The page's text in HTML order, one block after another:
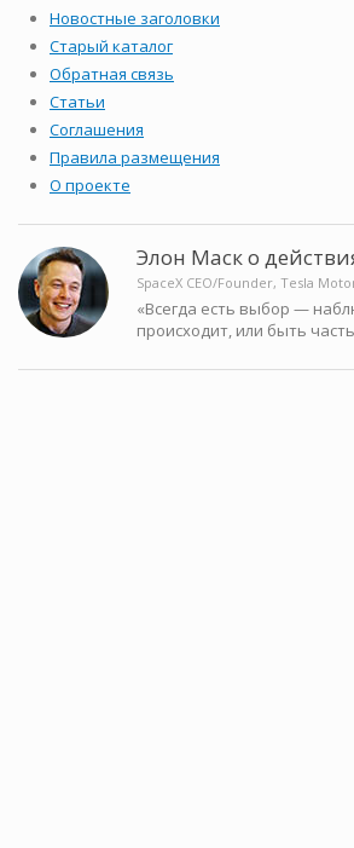
Новостные заголовки
Старый каталог
Обратная связь
Статьи
Соглашения
Правила размещения
О проекте
Элон Маск о
SpaceX CEO/Founder, Tesla
«Всегда есть выбор —
происходит, или быть